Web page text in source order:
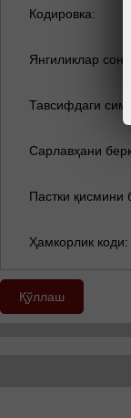
Кодировка:
Янгиликлар сони:
Тавсифдаги
Сарлавҳани
Пастки қисмини
Ҳамкорлик коди:
Қўллаш